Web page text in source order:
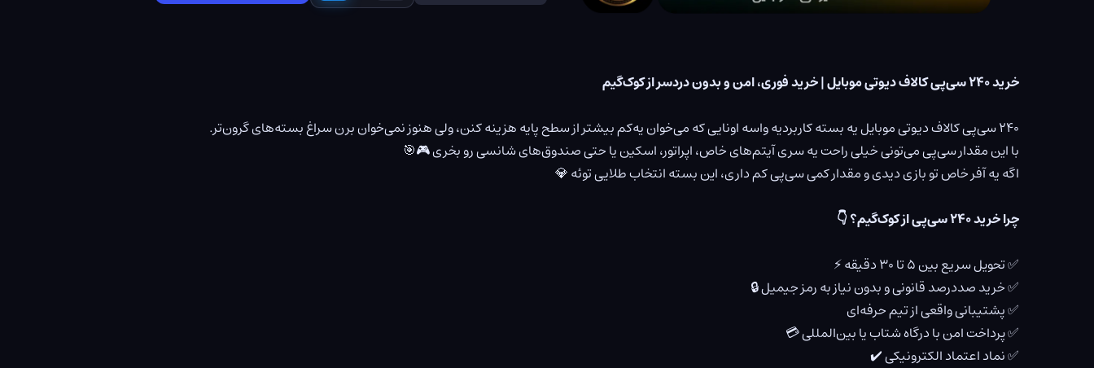
خرید ۲۴۰ سی‌پی کالاف دیوتی موبایل | خرید فوری، امن و بدون دردسر از کوک‌گیم
۲۴۰ سی‌پی کالاف دیوتی موبایل یه بسته کاربردیه واسه اونایی که می‌خوان یه‌کم بیشتر از سطح پایه هزینه کنن، ولی هنوز نمی‌خوان برن سراغ بسته‌های گرون‌تر.
با این مقدار سی‌پی می‌تونی خیلی راحت یه سری آیتم‌های خاص، اپراتور، اسکین یا حتی صندوق‌های شانسی رو بخری 🎮🎯
اگه یه آفر خاص تو بازی دیدی و مقدار کمی سی‌پی کم داری، این بسته انتخاب طلایی توئه 💎
چرا خرید ۲۴۰ سی‌پی از کوک‌گیم؟ 👇
✅ تحویل سریع بین ۵ تا ۳۰ دقیقه ⚡
✅ خرید صددرصد قانونی و بدون نیاز به رمز جیمیل 🔒
✅ پشتیبانی واقعی از تیم حرفه‌ای
✅ پرداخت امن با درگاه شتاب یا بین‌المللی 💳
✅ نماد اعتماد الکترونیکی ✔️
© ۱۴۰۳ کوک گیم. تمامی حقوق محفوظ است